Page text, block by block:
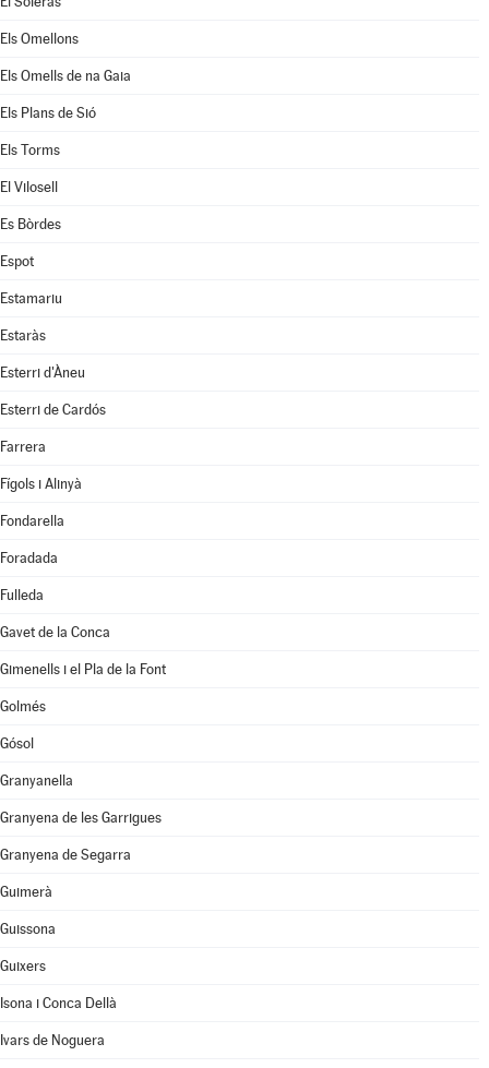
Els Omellons
Els Omells de na Gaia
Els Plans de Sió
Els Torms
El Vilosell
Es Bòrdes
Espot
Estamariu
Estaràs
Esterri d'Àneu
Esterri de Cardós
Farrera
Fígols i Alinyà
Fondarella
Foradada
Fulleda
Gavet de la Conca
Gimenells i el Pla de la Font
Golmés
Gósol
Granyanella
Granyena de les Garrigues
Granyena de Segarra
Guimerà
Guissona
Guixers
Isona i Conca Dellà
Ivars de Noguera